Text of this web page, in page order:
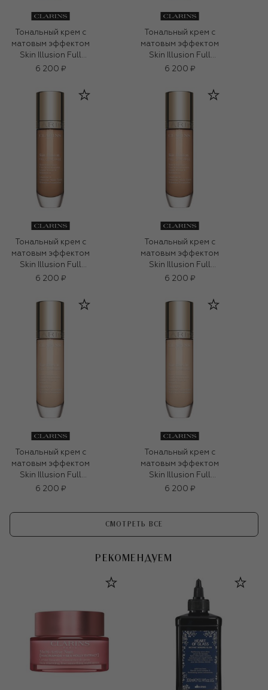
Тональный крем с
матовым эффектом
Skin Illusion Full
Coverage, оттенок
6 200 ₽
Тональный крем с
матовым эффектом
Skin Illusion Full
Coverage, оттенок
6 200 ₽
Тональный крем с
матовым эффектом
Skin Illusion Full
Coverage, оттенок
6 200 ₽
Тональный крем с
матовым эффектом
Skin Illusion Full
Coverage, оттенок
6 200 ₽
Тональный крем с
матовым эффектом
Skin Illusion Full
Coverage, оттенок
6 200 ₽
Тональный крем с
матовым эффектом
Skin Illusion Full
Coverage, оттенок
6 200 ₽
СМОТРЕТЬ ВСЕ
РЕКОМЕНДУЕМ